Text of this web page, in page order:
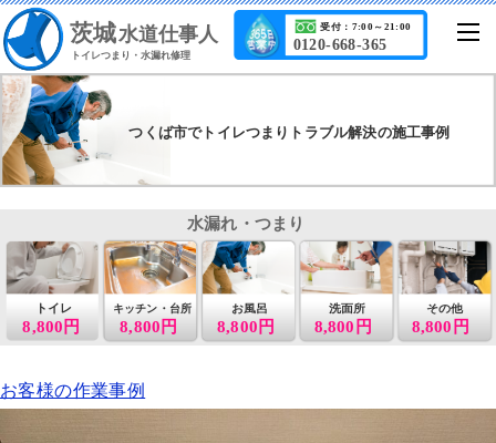
茨城水道仕事人
トイレつまり・水漏れ修理
0120-668-365
受付：7:00～21:00
つくば市でトイレつまりトラブル解決の施工事例
8,800円
トイレ
8,800円
キッチン・台所 お風呂
8,800円
洗面所
8,800円
その他
8,800円
水漏れ・つまり
お客様の作業事例